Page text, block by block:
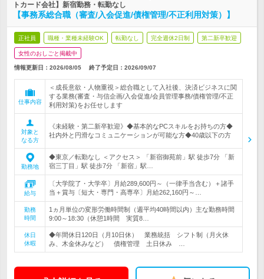
トカード会社】新宿勤務・転勤なし
【事務系総合職（審査/入会促進/債権管理/不正利用対策）】
正社員 職種・業種未経験OK 転勤なし 完全週休2日制 第二新卒歓迎
女性のおしごと掲載中
情報更新日：2026/08/05 終了予定日： 2026/09/07
仕事内容
＜成長意欲・人物重視＞総合職として入社後、決済ビジネスに関
する業務(審査・与信企画/入会促進/会員管理事務/債権管理/不正
利用対策)をお任せします
対象と
なる方
《未経験・第二新卒歓迎》◆基本的なPCスキルをお持ちの方◆
社内外と円滑なコミュニケーションが可能な方◆40歳以下の方
勤務地
◆東京／転勤なし ＜アクセス＞ 「新宿御苑前」駅 徒歩7分 「新
宿三丁目」駅 徒歩7分 「新宿」駅…
給与
〔大学院了・大学卒〕月給289,600円～（一律手当含む）＋諸手
当＋賞与〔短大・専門・高専卒〕月給262,160円～…
勤務
時間
1ヵ月単位の変形労働時間制（週平均40時間以内）主な勤務時間
9:00～18:30（休憩1時間 実質8…
休日
休暇
◆年間休日120日（月10日休） 業務統括 シフト制（月火休
み、木金休みなど） 債権管理 土日休み …